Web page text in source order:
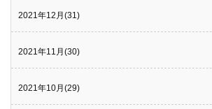
2021年12月(31)
2021年11月(30)
2021年10月(29)